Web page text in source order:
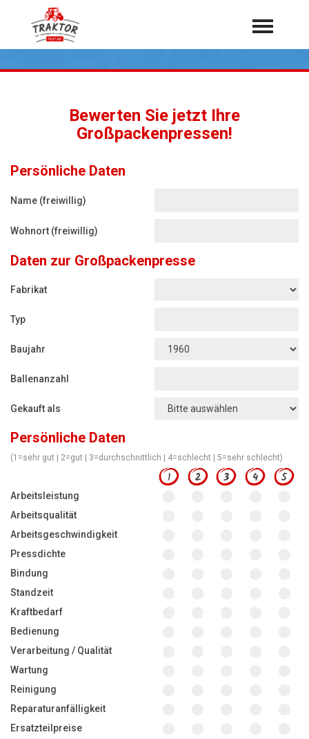
Home
Mähdrescher
Rundballenpressen
Radlader
Hoflader
Über 7.000 Testberichte
Bewerten Sie jetzt Ihre
Großpackenpressen!
Persönliche Daten
Name (freiwillig)
Wohnort (freiwillig)
Daten zur Großpackenpresse
Fabrikat
Typ
Baujahr
Ballenanzahl
Gekauft als
Persönliche Daten
(1=sehr gut | 2=gut | 3=durchschnittlich | 4=schlecht | 5=sehr schlecht)
1 2 3 4 5
Arbeitsleistung
Arbeitsqualität
Arbeitsgeschwindigkeit
Pressdichte
Bindung
Standzeit
Kraftbedarf
Bedienung
Verarbeitung / Qualität
Wartung
Reinigung
Reparaturanfälligkeit
Ersatzteilpreise